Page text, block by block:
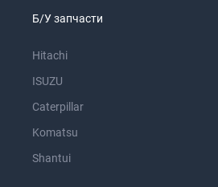
Б/У запчасти
Hitachi
ISUZU
Caterpillar
Komatsu
Shantui